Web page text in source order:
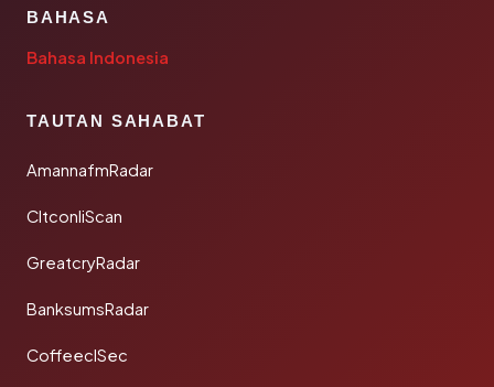
BAHASA
Bahasa Indonesia
TAUTAN SAHABAT
AmannafmRadar
CltconliScan
GreatcryRadar
BanksumsRadar
CoffeeclSec